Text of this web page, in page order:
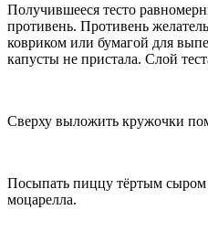
Получившееся тесто
противень. Противень
ковриком или бумагой для
капусты не пристала. Слой
Сверху выложить кружочки
Посыпать пиццу тёртым
моцарелла.